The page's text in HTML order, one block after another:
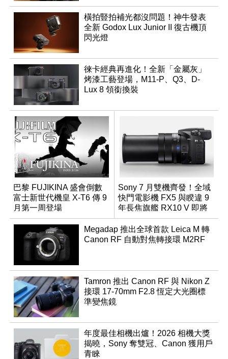
橫拍豎拍補光都沒問題！神牛發表
全新 Godox Lux Junior II 復古機頂
閃光燈
徠卡經典再進化！全新「金屬灰」
烤漆工藝登場，M11-P、Q3、D-
Lux 8 領銜換裝
巴黎 FUJIKINA 盛會倒數
富士新世代機皇 X-T6 傳 9
月第一周登場
Sony 7 月雙機齊發！全域
快門電影機 FX5 與睽違 9
年長焦旗艦 RX10 V 即將
登場
Megadap 推出全球首款 Leica M 轉
Canon RF 自動對焦轉接環 M2RF
Tamron 推出 Canon RF 與 Nikon Z
接環 17-70mm F2.8 恆定大光圈標
準變焦鏡
年度最佳相機出爐！2026 相機大獎
揭曉，Sony 奪雙冠、Canon 獲用戶
青睞